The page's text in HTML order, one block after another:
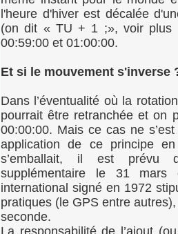
l'heure d'hiver est décalée
(on dit « TU + 1 ;», voir plus
00:59:00 et 01:00:00.
Et si le mouvement s'inverse
Dans l’éventualité où la
pourrait être retranchée et on
00:00:00. Mais ce cas ne
application de ce principe
s’emballait, il est prévu
supplémentaire le 31
international signé en 1972
pratiques (le GPS entre
seconde.
La responsabilité de l’ajout